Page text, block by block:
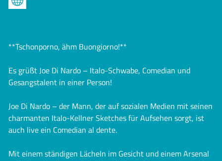
**Tschonporno, ähm Buongiorno!**
Es grüßt Joe Di Nardo – Italo-Schwabe, Comedian und
Gesangstalent in einer Person!
Joe Di Nardo – der Mann, der auf sozialen Medien mit seinen
charmanten Italo-Kellner Sketches für Aufsehen sorgt, ist
auch live ein Comedian al dente.
Mit einem ständigen Lächeln im Gesicht und einem Arsenal